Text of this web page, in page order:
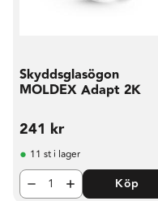
Skyddsglasögon
MOLDEX Adapt 2K
241 kr
11 st i lager
Köp